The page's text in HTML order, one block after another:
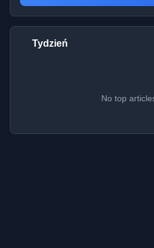
Tydzień
No top